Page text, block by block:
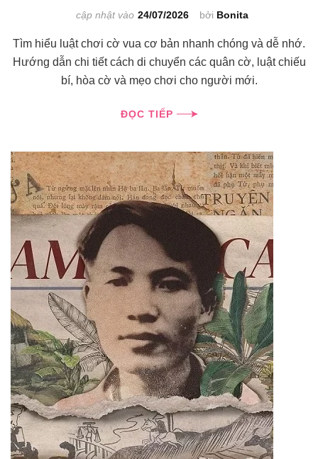
bởi Bonita
cập nhật vào 24/07/2026
Tìm hiểu luật chơi cờ vua cơ bản nhanh chóng và dễ nhớ.
Hướng dẫn chi tiết cách di chuyển các quân cờ, luật chiếu
bí, hòa cờ và mẹo chơi cho người mới.
ĐỌC TIẾP